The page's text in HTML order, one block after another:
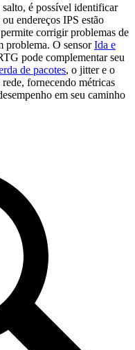
é possível identificar
endereços IPS estão
corrigir problemas de
problema. O sensorIda e
pode complementar seu
de pacotes, o jitter e o
fornecendo métricas
em seu caminho